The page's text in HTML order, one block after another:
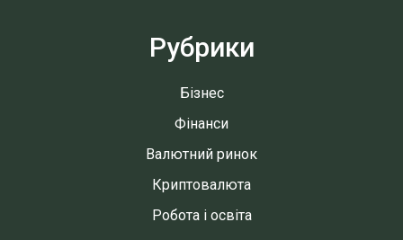
Рубрики
Бізнес
Фінанси
Валютний ринок
Криптовалюта
Робота і освіта